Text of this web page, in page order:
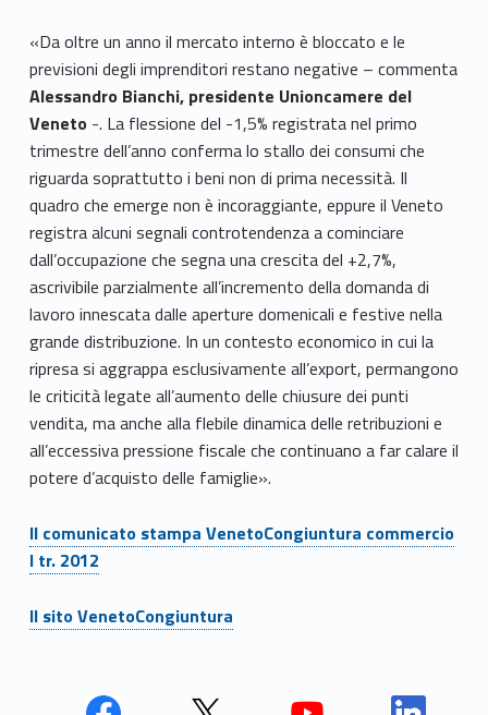
«Da oltre un anno il mercato interno è bloccato e le
previsioni degli imprenditori restano negative – commenta
Alessandro Bianchi, presidente Unioncamere del
Veneto-. La flessione del -1,5% registrata nel primo
trimestre dell’anno conferma lo stallo dei consumi che
riguarda soprattutto i beni non di prima necessità. Il
quadro che emerge non è incoraggiante, eppure il Veneto
registra alcuni segnali controtendenza a cominciare
dall’occupazione che segna una crescita del +2,7%,
ascrivibile parzialmente all’incremento della domanda di
lavoro innescata dalle aperture domenicali e festive nella
grande distribuzione. In un contesto economico in cui la
ripresa si aggrappa esclusivamente all’export, permangono
le criticità legate all’aumento delle chiusure dei punti
vendita, ma anche alla flebile dinamica delle retribuzioni e
all’eccessiva pressione fiscale che continuano a far calare il
potere d’acquisto delle famiglie».
Il comunicato stampa VenetoCongiuntura commercio
I tr. 2012
Il sito VenetoCongiuntura